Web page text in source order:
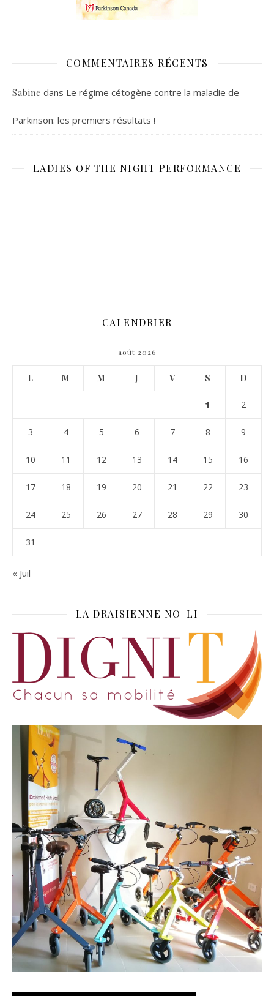
COMMENTAIRES RÉCENTS
Sabine dans Le régime cétogène contre la maladie de
Parkinson: les premiers résultats !
LADIES OF THE NIGHT PERFORMANCE
CALENDRIER
août 2026
L M M J V S D
1 2
3 4 5 6 7 8 9
10 11 12 13 14 15 16
17 18 19 20 21 22 23
24 25 26 27 28 29 30
31
« Juil
LA DRAISIENNE NO-LI